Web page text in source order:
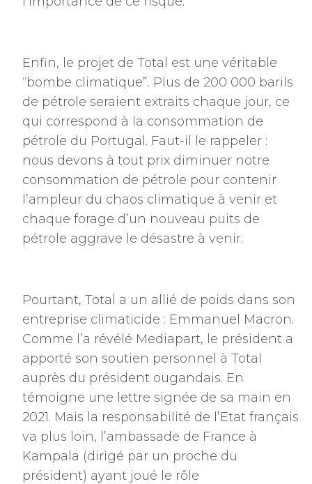
Enfin, le projet de Total est une véritable
“bombe climatique”. Plus de 200 000 barils
de pétrole seraient extraits chaque jour, ce
qui correspond à la consommation de
pétrole du Portugal. Faut-il le rappeler :
nous devons à tout prix diminuer notre
consommation de pétrole pour contenir
l’ampleur du chaos climatique à venir et
chaque forage d’un nouveau puits de
pétrole aggrave le désastre à venir.
Pourtant, Total a un allié de poids dans son
entreprise climaticide : Emmanuel Macron.
Comme l’a révélé Mediapart, le président a
apporté son soutien personnel à Total
auprès du président ougandais. En
témoigne une lettre signée de sa main en
2021. Mais la responsabilité de l’Etat français
va plus loin, l’ambassade de France à
Kampala (dirigé par un proche du
président) ayant joué le rôle